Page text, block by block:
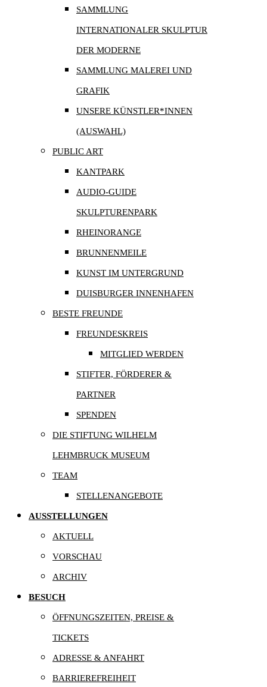
SAMMLUNG
INTERNATIONALER SKULPTUR
DER MODERNE
SAMMLUNG MALEREI UND
GRAFIK
UNSERE KÜNSTLER*INNEN
(AUSWAHL)
PUBLIC ART
KANTPARK
AUDIO-GUIDE
SKULPTURENPARK
RHEINORANGE
BRUNNENMEILE
KUNST IM UNTERGRUND
DUISBURGER INNENHAFEN
BESTE FREUNDE
FREUNDESKREIS
MITGLIED WERDEN
STIFTER, FÖRDERER &
PARTNER
SPENDEN
DIE STIFTUNG WILHELM
LEHMBRUCK MUSEUM
TEAM
STELLENANGEBOTE
AUSSTELLUNGEN
AKTUELL
VORSCHAU
ARCHIV
BESUCH
ÖFFNUNGSZEITEN, PREISE &
TICKETS
ADRESSE & ANFAHRT
BARRIEREFREIHEIT